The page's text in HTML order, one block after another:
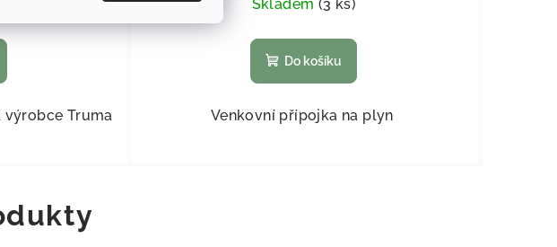
Truma
Skladem (3 ks)
Do košíku
Venkovní přípojka na plyn